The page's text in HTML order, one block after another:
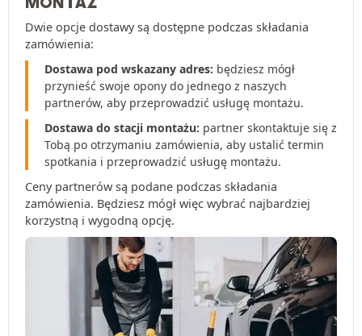
Dwie opcje dostawy są dostępne podczas składania
zamówienia:
Dostawa pod wskazany adres: będziesz mógł
przynieść swoje opony do jednego z naszych
partnerów, aby przeprowadzić usługę montażu.
Dostawa do stacji montażu: partner skontaktuje się z
Tobą po otrzymaniu zamówienia, aby ustalić termin
spotkania i przeprowadzić usługę montażu.
Ceny partnerów są podane podczas składania
zamówienia. Będziesz mógł więc wybrać najbardziej
korzystną i wygodną opcję.